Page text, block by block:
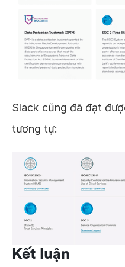
Slack cũng đã đạt
tương tự:
Kết luận